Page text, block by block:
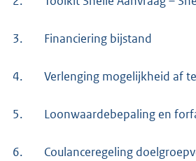
3. Financiering bijstand
4. Verlenging mogelijkheid af
5. Loonwaardebepaling en
6. Coulanceregeling